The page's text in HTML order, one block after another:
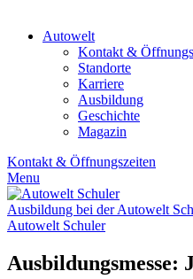
Autowelt
Kontakt &
Standorte
Karriere
Ausbildung
Geschichte
Magazin
Kontakt & Öffnungszeiten
Menu
Ausbildung bei der Autowelt
Autowelt Schuler
Ausbildungsmesse: